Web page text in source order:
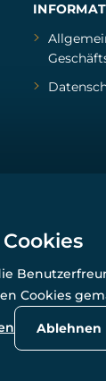
Rechte
Powered by
Cookies
Ablehnen